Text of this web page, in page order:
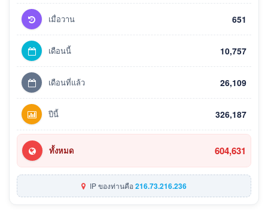
เมื่อวาน 651
เดือนนี้ 10,757
เดือนที่แล้ว 26,109
ปีนี้ 326,187
ทั้งหมด 604,631
IP ของท่านคือ216.73.216.236